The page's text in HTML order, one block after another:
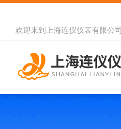
欢迎来到 上海连仪仪表有限公司